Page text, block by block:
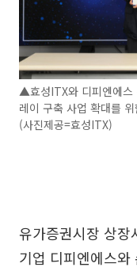
▲효성ITX와 디피엔에스
레이 구축 사업 확대를
(사진제공=효성ITX)
유가증권시장 상
기업 디피엔에스